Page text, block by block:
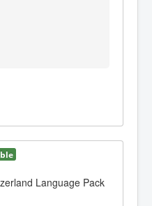
Language Pack